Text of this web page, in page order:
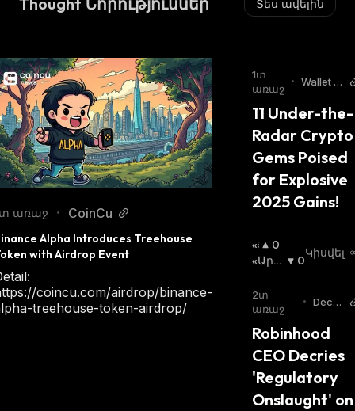
Տես ավելին
առաջ • CoinCu
Alpha Introduces Treehouse
with Airdrop Event
coincu.com/airdrop/binance-
treehouse-token-airdrop/
1տ
առաջ
•
Wallet In
11 Under-the-
Radar Crypto
Gems Poised
for Explosive
2025 Gains!
«Ց
Լ
Շ
Ո
Կ
Ա
:
0
«Արջ
Ւկա
0
Կիսվել
2տ
առաջ
• Decry
Robinhood
CEO Decries
'Regulatory
Onslaught' on